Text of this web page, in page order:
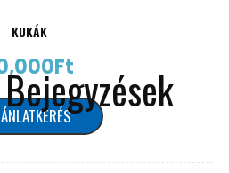
KUKÁK
Ft